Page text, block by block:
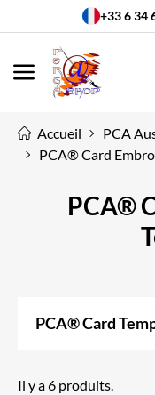
+33 6 34
MENU
Accueil PCA
PCA® Card
PCA®
PCA® Card
Il y a 6 produits.